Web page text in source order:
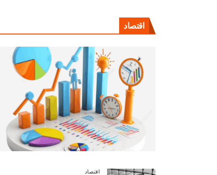
رسائل
مغلقة
اقتصاد
اقتصاد
التشجيع «أخلاق» وليس «تحفيل»
جهاز مستقبل مصر نموذجا.. لماذا
الدول كيانات تنموية عملاقة؟